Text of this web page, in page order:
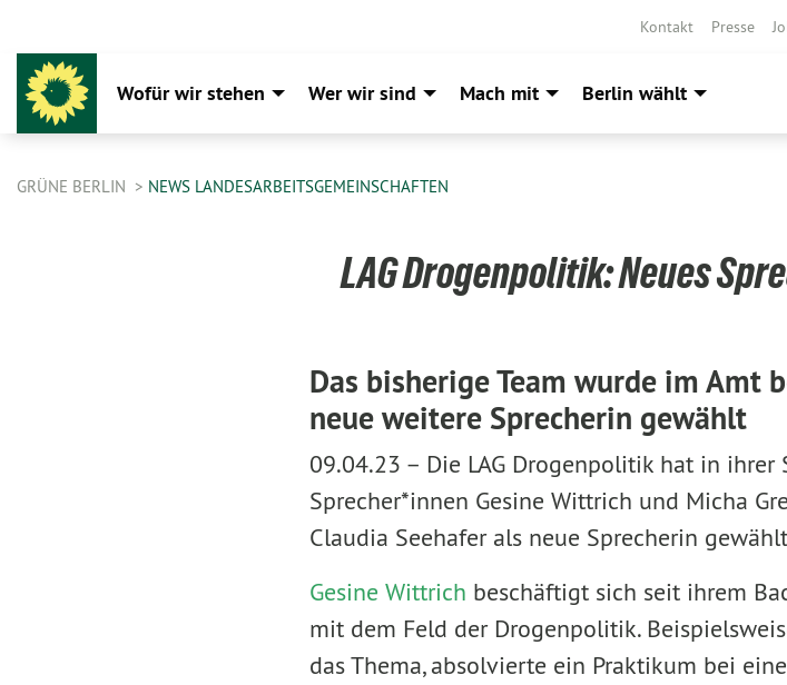
Kontakt Presse
Wofür wir stehen Wer wir sind Mach mit Berlin wählt
GRÜNE BERLIN NEWS LANDESARBEITSGEMEINSCHAFTEN
LAG Drogenpolitik: Neues
Das bisherige Team wurde im Amt
neue weitere Sprecherin gewählt
09.04.23 – Die LAG Drogenpolitik hat in
Sprecher*innen Gesine Wittrich und Micha
Claudia Seehafer als neue Sprecherin
Gesine Wittrich beschäftigt sich seit ihrem
mit dem Feld der Drogenpolitik.
das Thema, absolvierte ein Praktikum bei